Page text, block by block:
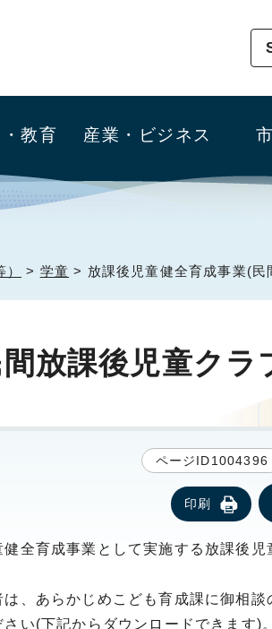
教育 産業・ビジネス
> 学童 > 放課後児童健全育成事業(民
放課後児童クラ
ページID1004396
印刷
全育成事業として実施する放課後児
、あらかじめこども育成課に御相談
い(下記からダウンロードできます)。